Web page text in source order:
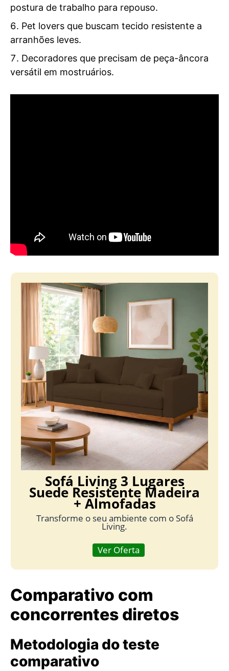
postura de trabalho para repouso.
Pet lovers que buscam tecido resistente a
arranhões leves.
Decoradores que precisam de peça-âncora
versátil em mostruários.
Sofá Living 3 Lugares
Suede Resistente Madeira
+ Almofadas
Transforme o seu ambiente com o Sofá
Living.
Ver Oferta
Comparativo com
concorrentes diretos
Metodologia do teste
comparativo